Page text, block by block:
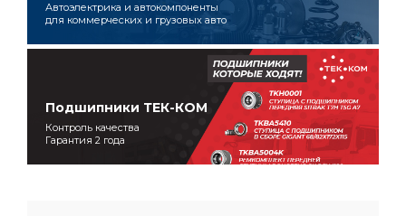
Автоэлектрика и автокомпоненты
для коммерческих и грузовых авто
Подшипники ТЕК-КОМ
Контроль качества
Гарантия 2 года